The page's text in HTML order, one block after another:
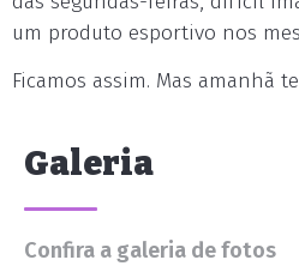
um produto esportivo nos
Ficamos assim. Mas amanhã
Galeria
Confira a galeria de fotos